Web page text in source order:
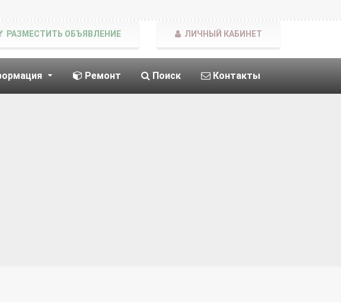
Ремонт Поиск Контакты
РАЗМЕСТИТЬ ОБЪЯВЛЕНИЕ ЛИЧНЫЙ КАБИНЕТ